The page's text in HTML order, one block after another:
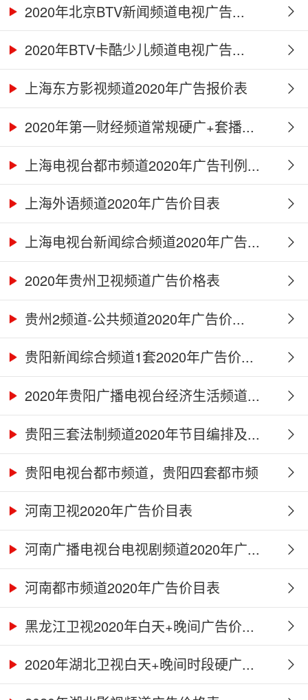
2020年北京BTV新闻频道电视广告...
2020年BTV卡酷少儿频道电视广告...
上海东方影视频道2020年广告报价表
2020年第一财经频道常规硬广+套播...
上海电视台都市频道2020年广告刊例...
上海外语频道2020年广告价目表
上海电视台新闻综合频道2020年广告...
2020年贵州卫视频道广告价格表
贵州2频道-公共频道2020年广告价...
贵阳新闻综合频道1套2020年广告价...
2020年贵阳广播电视台经济生活频道...
贵阳三套法制频道2020年节目编排及...
贵阳电视台都市频道，贵阳四套都市频
道...河南卫视2020年广告价目表
河南广播电视台电视剧频道2020年广...
河南都市频道2020年广告价目表
黑龙江卫视2020年白天+晚间广告价...
2020年湖北卫视白天+晚间时段硬广...